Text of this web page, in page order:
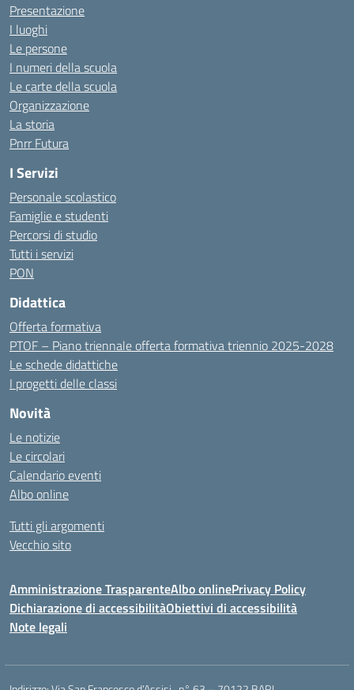
Presentazione
I luoghi
Le persone
I numeri della scuola
Le carte della scuola
Organizzazione
La storia
Pnrr Futura
I Servizi
Personale scolastico
Famiglie e studenti
Percorsi di studio
Tutti i servizi
PON
Didattica
Offerta formativa
PTOF – Piano triennale offerta formativa triennio 2025-2028
Le schede didattiche
I progetti delle classi
Novità
Le notizie
Le circolari
Calendario eventi
Albo online
Tutti gli argomenti
Vecchio sito
Amministrazione TrasparenteAlbo onlinePrivacy Policy
Dichiarazione di accessibilitàObiettivi di accessibilità
Note legali